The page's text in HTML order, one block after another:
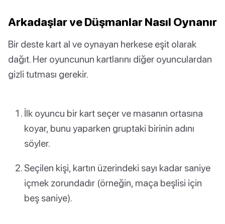
Arkadaşlar ve Düşmanlar Nasıl Oynanır
Bir deste kart al ve oynayan herkese eşit olarak
dağıt. Her oyuncunun kartlarını diğer oyunculardan
gizli tutması gerekir.
İlk oyuncu bir kart seçer ve masanın ortasına
koyar, bunu yaparken gruptaki birinin adını
söyler.
Seçilen kişi, kartın üzerindeki sayı kadar saniye
içmek zorundadır (örneğin, maça beşlisi için
beş saniye).